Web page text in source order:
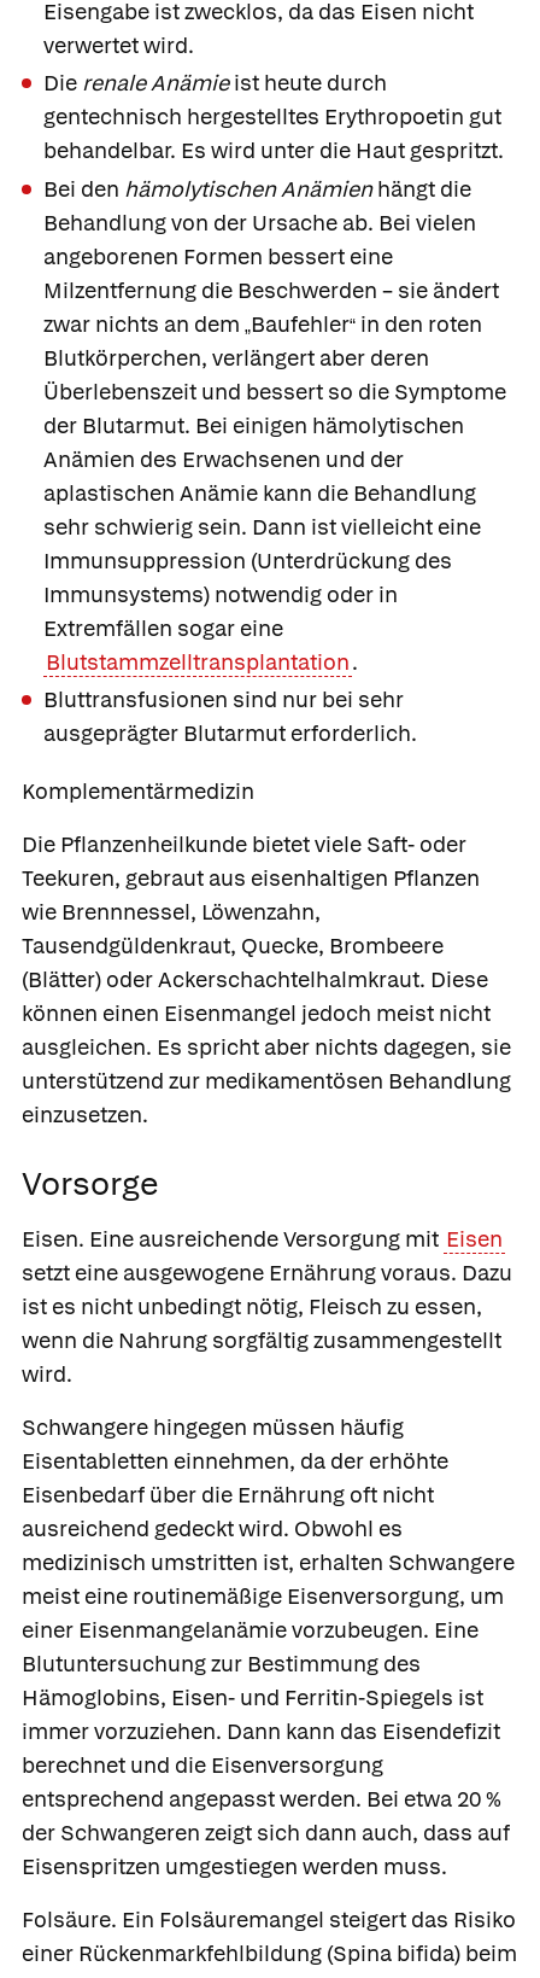
Eisengabe ist zwecklos, da das Eisen nicht
verwertet wird.
Die renale Anämieist heute durch
gentechnisch hergestelltes Erythropoetin gut
behandelbar. Es wird unter die Haut gespritzt.
Bei den hämolytischen Anämienhängt die
Behandlung von der Ursache ab. Bei vielen
angeborenen Formen bessert eine
Milzentfernung die Beschwerden – sie ändert
zwar nichts an dem „Baufehler“ in den roten
Blutkörperchen, verlängert aber deren
Überlebenszeit und bessert so die Symptome
der Blutarmut. Bei einigen hämolytischen
Anämien des Erwachsenen und der
aplastischen Anämie kann die Behandlung
sehr schwierig sein. Dann ist vielleicht eine
Immunsuppression (Unterdrückung des
Immunsystems) notwendig oder in
Extremfällen sogar eine
Blutstammzelltransplantation.
Bluttransfusionen sind nur bei sehr
ausgeprägter Blutarmut erforderlich.
Komplementärmedizin
Die Pflanzenheilkunde bietet viele Saft- oder
Teekuren, gebraut aus eisenhaltigen Pflanzen
wie Brennnessel, Löwenzahn,
Tausendgüldenkraut, Quecke, Brombeere
(Blätter) oder Ackerschachtelhalmkraut. Diese
können einen Eisenmangel jedoch meist nicht
ausgleichen. Es spricht aber nichts dagegen, sie
unterstützend zur medikamentösen Behandlung
einzusetzen.
Vorsorge
Eisen. Eine ausreichende Versorgung mit Eisen
setzt eine ausgewogene Ernährung voraus. Dazu
ist es nicht unbedingt nötig, Fleisch zu essen,
wenn die Nahrung sorgfältig zusammengestellt
wird.
Schwangere hingegen müssen häufig
Eisentabletten einnehmen, da der erhöhte
Eisenbedarf über die Ernährung oft nicht
ausreichend gedeckt wird. Obwohl es
medizinisch umstritten ist, erhalten Schwangere
meist eine routinemäßige Eisenversorgung, um
einer Eisenmangelanämie vorzubeugen. Eine
Blutuntersuchung zur Bestimmung des
Hämoglobins, Eisen- und Ferritin-Spiegels ist
immer vorzuziehen. Dann kann das Eisendefizit
berechnet und die Eisenversorgung
entsprechend angepasst werden. Bei etwa 20 %
der Schwangeren zeigt sich dann auch, dass auf
Eisenspritzen umgestiegen werden muss.
Folsäure. Ein Folsäuremangel steigert das Risiko
einer Rückenmarkfehlbildung (Spina bifida) beim
Was Ihre Apotheke
Apotheken in
Ihrer Nähe